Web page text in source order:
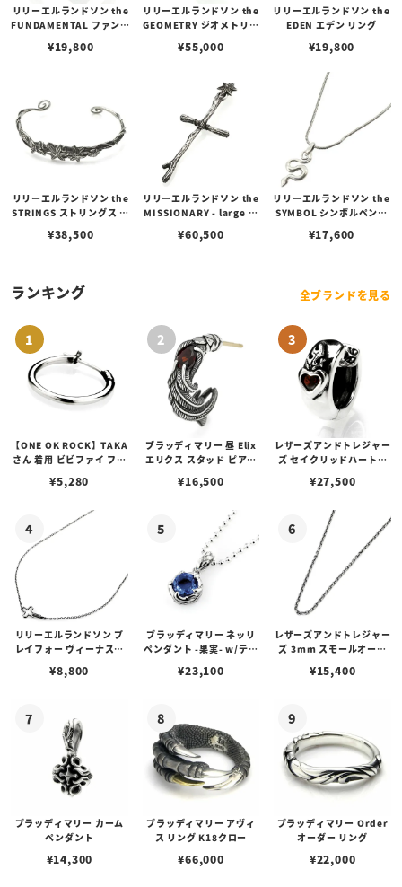
リリーエルランドソン the
FUNDAMENTAL ファンダ
¥19,800
リリーエルランドソン the
GEOMETRY ジオメトリー
¥55,000
リリーエルランドソン the
EDEN エデン リング
¥19,800
リリーエルランドソン the
STRINGS ストリングス ブ
¥38,500
リリーエルランドソン the
MISSIONARY - large ミ
ラージ（トップのみ）
¥60,500
リリーエルランドソン the
SYMBOL シンボルペンダ
ット）
¥17,600
ランキング 全ブランドを見る
【ONE OK ROCK】TAKA
さん 着用 ビビファイ フー
¥5,280
ブラッディマリー 昼 Elix
エリクス スタッド ピアス
¥16,500
レザーズアンドトレジャー
ズ セイクリッドハートピ
¥27,500
リリーエルランドソン プ
レイフォー ヴィーナスチ
¥8,800
ブラッディマリー ネッリ
ペンダント -果実- w/ティ
¥23,100
レザーズアンドトレジャー
ズ 3mm スモールオーバ
ブスタークラスプ＆LTロ
¥15,400
ブラッディマリー カーム
ペンダント
¥14,300
ブラッディマリー アヴィ
ス リング K18クロー
¥66,000
ブラッディマリー Order
オーダー リング
¥22,000